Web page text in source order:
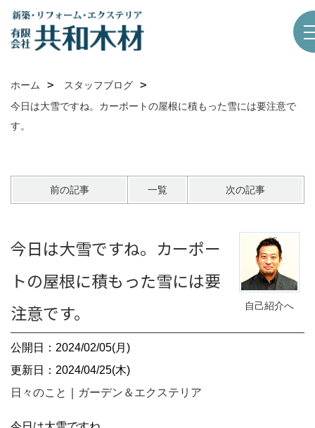
ホーム
スタッフブログ
今日は大雪ですね。カーポートの屋根に積もった雪には要注意で
す。
前の記事 一覧 次の記事
自己紹介へ
今日は大雪ですね。カーポー
トの屋根に積もった雪には要
注意です。
公開日：2024/02/05(月)
更新日：2024/04/25(木)
日々のこと
ガーデン＆エクステリア